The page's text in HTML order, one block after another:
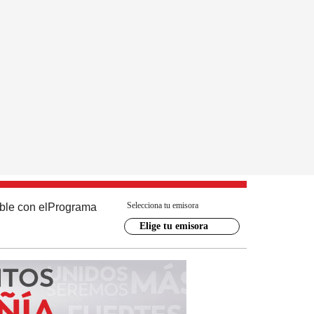
con el Programa Selecciona tu emisora
Elige tu emisora